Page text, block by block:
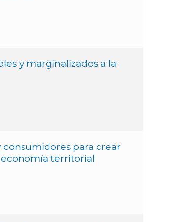
y marginalizados a la
para crear
territorial